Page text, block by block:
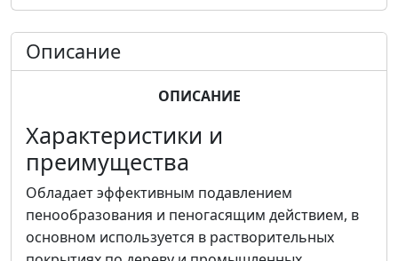
Описание
ОПИСАНИЕ
Характеристики и
преимущества
Обладает эффективным подавлением
пенообразования и пеногасящим действием, в
основном используется в растворительных